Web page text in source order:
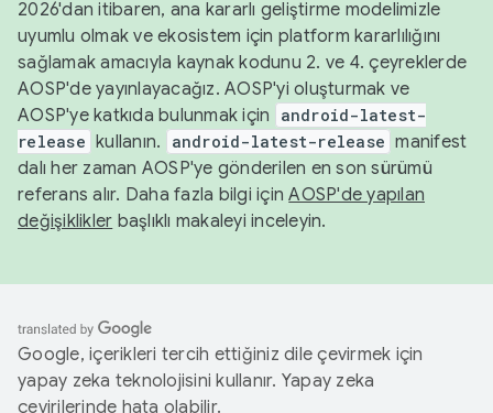
2026'dan itibaren, ana kararlı geliştirme modelimizle
uyumlu olmak ve ekosistem için platform kararlılığını
sağlamak amacıyla kaynak kodunu 2. ve 4. çeyreklerde
AOSP'de yayınlayacağız. AOSP'yi oluşturmak ve
AOSP'ye katkıda bulunmak için
android-latest-
release kullanın. android-latest-release manifest
dalı her zaman AOSP'ye gönderilen en son sürümü
referans alır. Daha fazla bilgi içinAOSP'de yapılan
değişiklikler başlıklı makaleyi inceleyin.
Google, içerikleri tercih ettiğiniz dile çevirmek için
yapay zeka teknolojisini kullanır. Yapay zeka
çevirilerinde hata olabilir.